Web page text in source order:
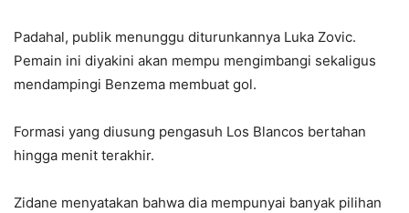
Padahal, publik menunggu diturunkannya Luka Zovic.
Pemain ini diyakini akan mempu mengimbangi sekaligus
mendampingi Benzema membuat gol.
Formasi yang diusung pengasuh Los Blancos bertahan
hingga menit terakhir.
Zidane menyatakan bahwa dia mempunyai banyak pilihan